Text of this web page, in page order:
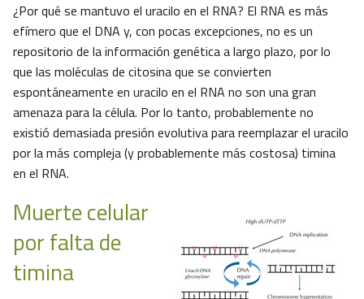
¿Por qué se mantuvo el uracilo en el RNA? El RNA es más
efímero que el DNA y, con pocas excepciones, no es un
repositorio de la información genética a largo plazo, por lo
que las moléculas de citosina que se convierten
espontáneamente en uracilo en el RNA no son una gran
amenaza para la célula. Por lo tanto, probablemente no
existió demasiada presión evolutiva para reemplazar el uracilo
por la más compleja (y probablemente más costosa) timina
en el RNA.
Muerte celular
por falta de
timina